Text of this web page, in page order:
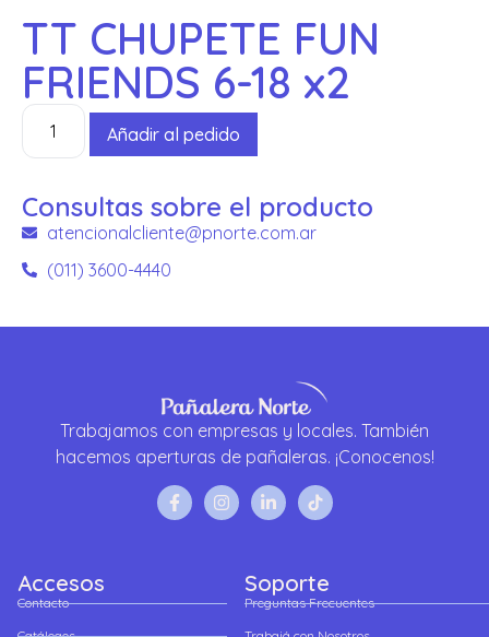
TT CHUPETE FUN
FRIENDS 6-18 x2
Añadir al pedido
Consultas sobre el producto
atencionalcliente@pnorte.com.ar
(011) 3600-4440
Trabajamos con empresas y locales. También
hacemos aperturas de pañaleras. ¡Conocenos!
Accesos
Contacto
Soporte
Preguntas Frecuentes